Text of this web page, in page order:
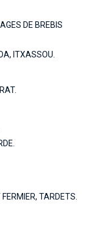
DE BREBIS
ITXASSOU.
TARDETS.